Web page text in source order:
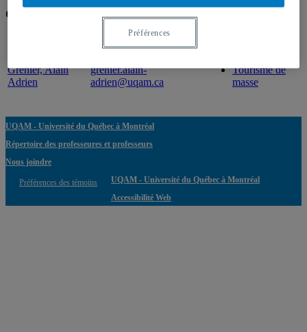
de masse »
Courriel
Grenier, Alain
Adrien
grenier.alain-
adrien@uqam.ca
Tourisme de
masse
UQAM - Université du Québec à Montréal
Répertoire des professeures et professeurs
Nous joindre
Préférences des témoins
UQAM - Université du Québec à Montréal
Accessibilité Web
Préférences